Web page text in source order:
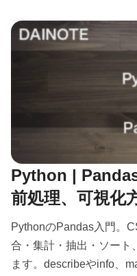
Python |
前処理、可視化
PythonのPandas入門。
合・集計・抽出・ソート
ます。describeやinfo、